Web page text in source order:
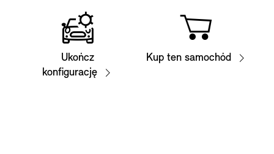
Ukończ
konfigurację
Kup ten samochód